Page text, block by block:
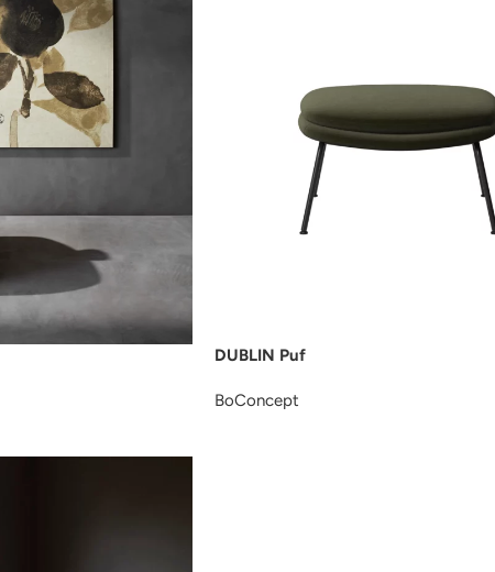
DUBLIN Puf
BoConcept